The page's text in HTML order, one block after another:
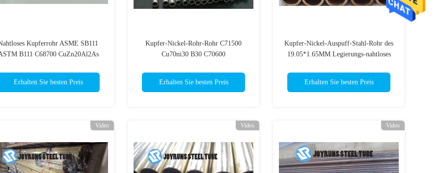
Kupferrohr ASME SB111
B111 C68700 CuZn20Al2As
Erhalten Sie besten Preis
Kupfer-Nickel-Rohr-Rohr C71500
Cu70ni30 B30 C70600
Erhalten Sie besten Preis
Kupfer-Nickel-Auspuff-Stahl-Rohr des
19.05*1.65MM Legierungs-nahtloses
Erhalten Sie besten Preis
Video Video Video